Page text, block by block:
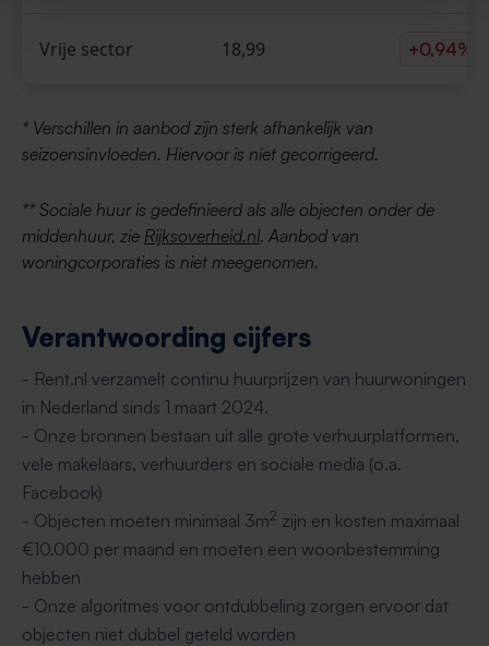
Vrije sector 18,99 +0,94%
* Verschillen in aanbod zijn sterk afhankelijk van
seizoensinvloeden. Hiervoor is niet gecorrigeerd.
** Sociale huur is gedefinieerd als alle objecten onder de
middenhuur, zie Rijksoverheid.nl. Aanbod van
woningcorporaties is niet meegenomen.
Verantwoording cijfers
- Rent.nl verzamelt continu huurprijzen van huurwoningen
in Nederland sinds 1 maart 2024.
- Onze bronnen bestaan uit alle grote verhuurplatformen,
vele makelaars, verhuurders en sociale media (o.a.
Facebook)
- Objecten moeten minimaal 3m2 zijn en kosten maximaal
€10.000 per maand en moeten een woonbestemming
hebben
- Onze algoritmes voor ontdubbeling zorgen ervoor dat
objecten niet dubbel geteld worden